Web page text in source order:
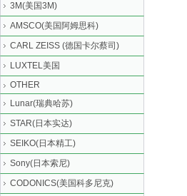
3M(美国3M)
AMSCO(美国阿姆思科)
CARL ZEISS (德国卡尔蔡司)
LUXTEL美国
OTHER
Lunar(瑞典哈苏)
STAR(日本实达)
SEIKO(日本精工)
Sony(日本索尼)
CODONICS(美国科多尼克)